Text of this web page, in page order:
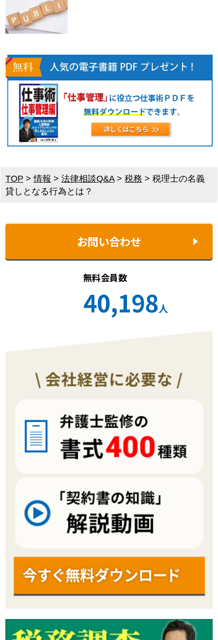
TOP >情報 >法律相談Q&A>税務 >税理士の名義
貸しとなる行為とは？
お問い合わせ
無料会員数
40,198人